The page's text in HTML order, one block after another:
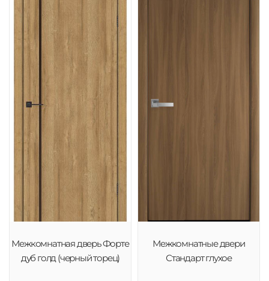
Межкомнатная дверь Форте
дуб голд (черный торец)
Межкомнатные двери
Стандарт глухое